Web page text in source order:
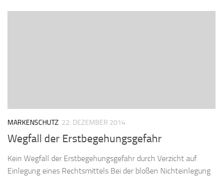
MARKENSCHUTZ 22. DEZEMBER 2014
Wegfall der Erstbegehungsgefahr
Kein Wegfall der Erstbegehungsgefahr durch Verzicht auf
Einlegung eines Rechtsmittels Bei der bloßen Nichteinlegung